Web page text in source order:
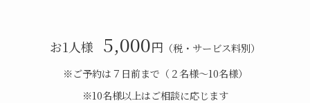
お1人様 5,000円 （税・サービス料別）
※ご予約は７⽇前まで（２名様〜10名様）
※10名様以上はご相談に応じます